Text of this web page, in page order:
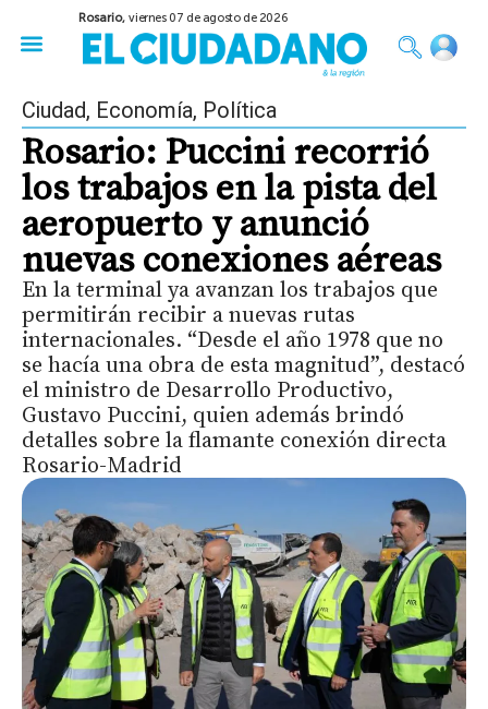
Rosario,viernes 07 de agosto de 2026
Ciudad, Economía, Política
Rosario: Puccini recorrió
los trabajos en la pista del
aeropuerto y anunció
nuevas conexiones aéreas
En la terminal ya avanzan los trabajos que
permitirán recibir a nuevas rutas
internacionales. “Desde el año 1978 que no
se hacía una obra de esta magnitud”, destacó
el ministro de Desarrollo Productivo,
Gustavo Puccini, quien además brindó
detalles sobre la flamante conexión directa
Rosario-Madrid